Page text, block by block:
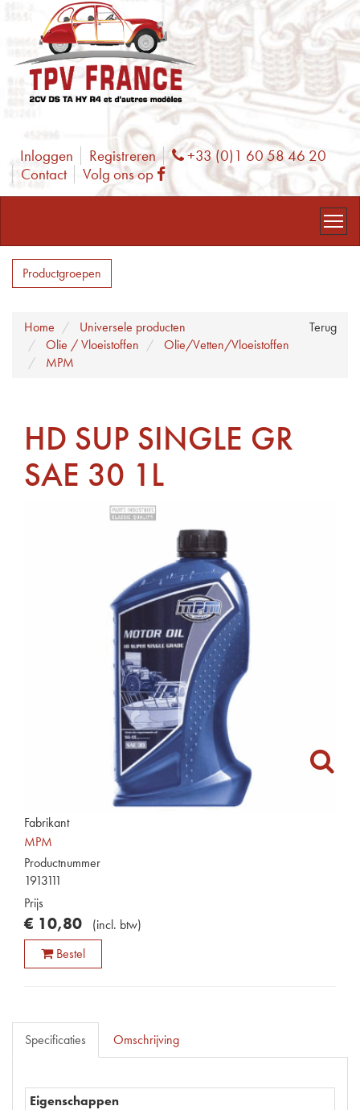
Inloggen Registreren Phone
+33 (0)1 60 58 46 20
Contact
Volg ons op Facebook
Productgroepen
Terug
Home
Universele producten
Olie / Vloeistoffen
Olie/Vetten/Vloeistoffen
MPM
HD SUP SINGLE GR
SAE 30 1L
Fabrikant
MPM
Productnummer
1913111
Prijs
€ 10,80 (incl. btw)
Bestel
Specificaties Omschrijving
Eigenschappen